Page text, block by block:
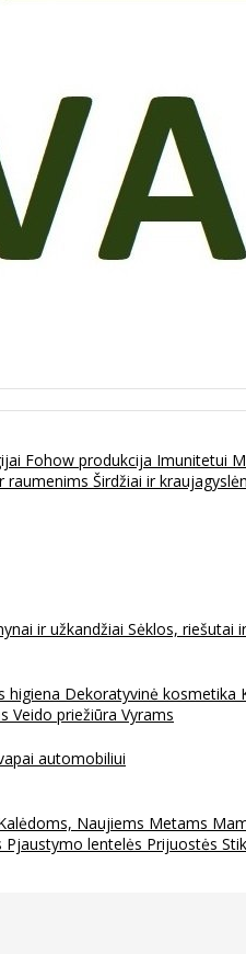
Fohow produkcija Imunitetui
raumenims Širdžiai ir
ir užkandžiai Sėklos, riešutai
higiena Dekoratyvinė kosmetika
Veido priežiūra Vyrams
automobiliui
Naujiems Metams
Pjaustymo lentelės Prijuostės